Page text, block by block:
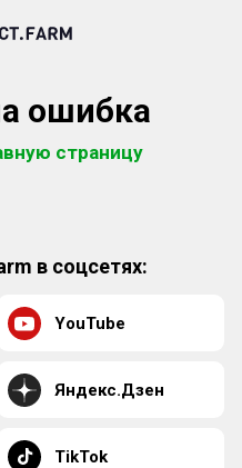
ошибка
страницу
в соцсетях:
YouTube
Яндекс.Дзен
TikTok